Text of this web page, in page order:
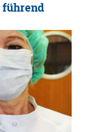
führend